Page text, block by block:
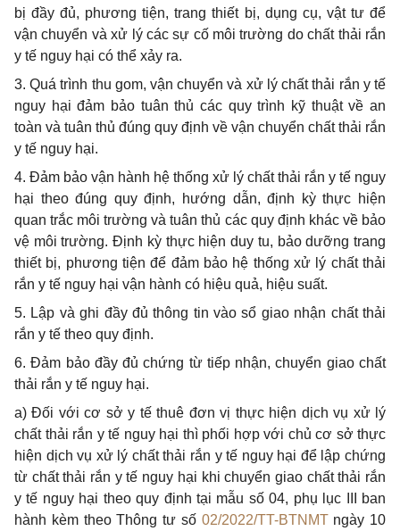
bị đầy đủ, phương tiện, trang thiết bị, dụng cụ, vật tư để
vận chuyển và xử lý các sự cố môi trường do chất thải rắn
y tế nguy hại có thể xảy ra.
3. Quá trình thu gom, vận chuyển và xử lý chất thải rắn y tế
nguy hại đảm bảo tuân thủ các quy trình kỹ thuật về an
toàn và tuân thủ đúng quy định về vận chuyển chất thải rắn
y tế nguy hại.
4. Đảm bảo vận hành hệ thống xử lý chất thải rắn y tế nguy
hại theo đúng quy định, hướng dẫn, định kỳ thực hiện
quan trắc môi trường và tuân thủ các quy định khác về bảo
vệ môi trường. Định kỳ thực hiện duy tu, bảo dưỡng trang
thiết bị, phương tiện để đảm bảo hệ thống xử lý chất thải
rắn y tế nguy hại vận hành có hiệu quả, hiệu suất.
5. Lập và ghi đầy đủ thông tin vào sổ giao nhận chất thải
rắn y tế theo quy định.
6. Đảm bảo đầy đủ chứng từ tiếp nhận, chuyển giao chất
thải rắn y tế nguy hại.
a) Đối với cơ sở y tế thuê đơn vị thực hiện dịch vụ xử lý
chất thải rắn y tế nguy hại thì phối hợp với chủ cơ sở thực
hiện dịch vụ xử lý chất thải rắn y tế nguy hại để lập chứng
từ chất thải rắn y tế nguy hại khi chuyển giao chất thải rắn
y tế nguy hại theo quy định tại mẫu số 04, phụ lục III ban
hành kèm theo Thông tư số 02/2022/TT-BTNMTngày 10